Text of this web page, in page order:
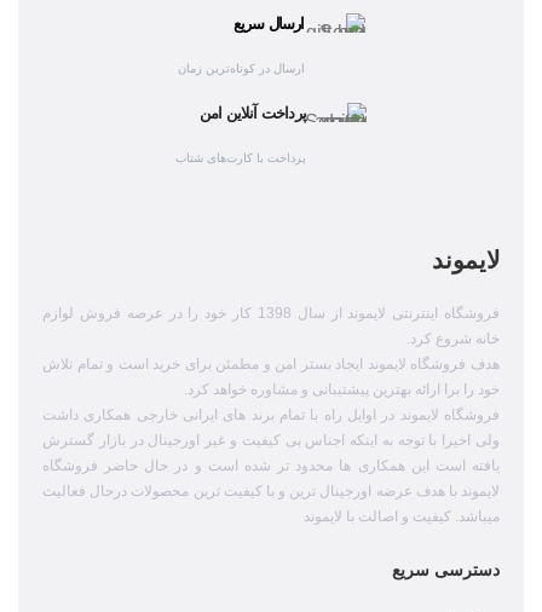
پرداخت آنلاین امن
پرداخت با کارت‌های شتاب
ارسال سریع
ارسال در کوتاه‌ترین زمان
لایموند
فروشگاه اینترنتی لایموند از سال 1398 کار خود را در عرصه فروش لوازم
خانه شروع کرد.
هدف فروشگاه لایموند ایجاد بستر امن و مطمئن برای خرید است و تمام تلاش
خود را برا ارائه بهترین پیشتیبانی و مشاوره خواهد کرد.
فروشگاه لایموند در اوایل راه با تمام برند های ایرانی خارجی همکاری داشت
ولی اخیرا با توجه به اینکه اجناس بی کیفیت و غیر اورجینال در بازار گسترش
یافته است این همکاری ها محدود تر شده است و در حال حاضر فروشگاه
لایموند با هدف عرضه اورجینال ترین و با کیفیت ترین محصولات درحال فعالیت
میباشد. کیفیت و اصالت با لایموند
دسترسی سریع